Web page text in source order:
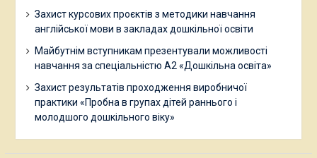
Захист курсових проєктів з методики навчання
англійської мови в закладах дошкільної освіти
Майбутнім вступникам презентували можливості
навчання за спеціальністю А2 «Дошкільна освіта»
Захист результатів проходження виробничої
практики «Пробна в групах дітей раннього і
молодшого дошкільного віку»